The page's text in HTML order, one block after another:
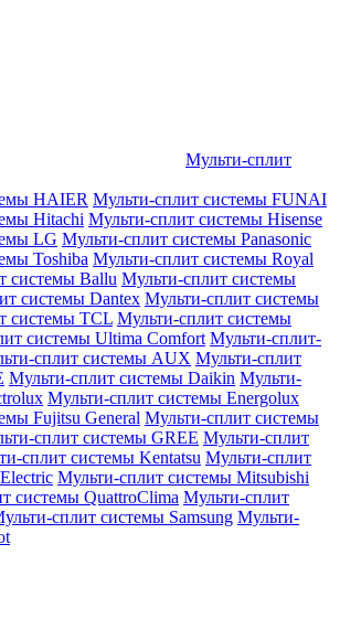
Мульти-сплит
HAIER Мульти-сплит системы FUNAI
Hitachi Мульти-сплит системы Hisense
LG Мульти-сплит системы Panasonic
Toshiba Мульти-сплит системы Royal
системы Ballu Мульти-сплит системы
системы Dantex Мульти-сплит системы
системы TCL Мульти-сплит системы
системы Ultima Comfort Мульти-сплит-
сплит системы AUX Мульти-сплит
Мульти-сплит системы Daikin Мульти-
Мульти-сплит системы Energolux
Fujitsu General Мульти-сплит системы
сплит системы GREE Мульти-сплит
сплит системы Kentatsu Мульти-сплит
Мульти-сплит системы Mitsubishi
системы QuattroClima Мульти-сплит
сплит системы Samsung Мульти-